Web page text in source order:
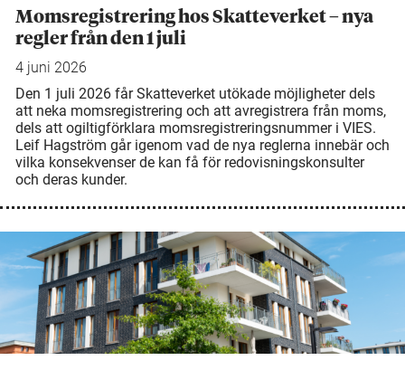
Momsregistrering hos Skatteverket – nya
regler från den 1 juli
4 juni 2026
Den 1 juli 2026 får Skatteverket utökade möjligheter dels
att neka momsregistrering och att avregistrera från moms,
dels att ogiltigförklara momsregistreringsnummer i VIES.
Leif Hagström går igenom vad de nya reglerna innebär och
vilka konsekvenser de kan få för redovisningskonsulter
och deras kunder.